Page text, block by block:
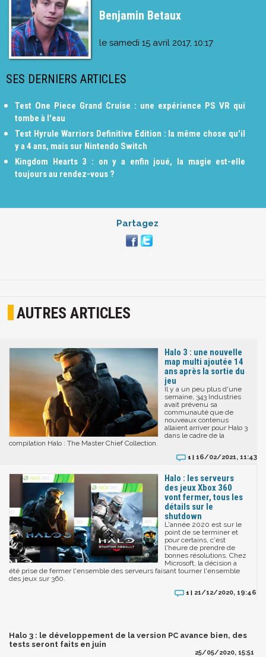
Benjamin Betaux
le samedi 15 avril 2017, 10:17
SES DERNIERS ARTICLES
Test One Piece Grand Cruise : une expérience PS VR qui
tombe à l'eau
Test Hyrule Warriors Definitive Edition : la même chose qu'il
y a 4 ans, mais sur Nintendo Switch
Kingdom Hearts 3 : on y a enfin joué, la magie est-elle
toujours au rendez-vous ?
Partagez
AUTRES ARTICLES
Halo 3 : une nouvelle
map multi ajoutée 14
ans après la sortie du
jeu
Il y a un peu plus d'une
semaine, 343 Industries
avait prévenu sa
communauté que de
nouveaux contenus
allaient arriver pour Halo 3
dans le cadre de la
compilation Halo : The Master Chief Collection.
1 | 16/02/2021, 11:43
Halo : les serveurs
des jeux Xbox 360
vont fermer, tous les
détails sur le
shutdown
L'année 2020 est sur le
point de se terminer et
pour certains, c'est
l'heure de prendre de
bonnes résolutions. Chez
Microsoft, la décision a
été prise de fermer l'ensemble des serveurs faisant tourner l'ensemble
des jeux sur 360.
1 | 21/12/2020, 19:46
Halo 3 : le développement de la version PC avance bien, des
tests seront faits en juin
25/05/2020, 15:51